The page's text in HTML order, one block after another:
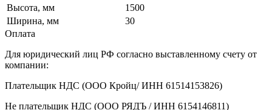
Высота, мм
1500
Ширина, мм
30
Оплата
Для юридический лиц РФ согласно выставленному счету от
компании:
Плательщик НДС (ООО Кройц/ ИНН 61514153826)
Не плательщик НДС (ООО РЯДЪ / ИНН 6154146811)